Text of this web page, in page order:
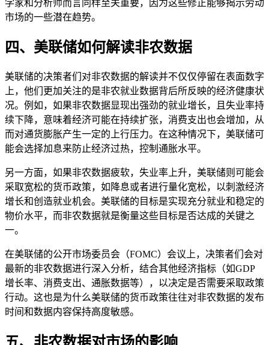
学家和分析师而言同样至关重要，因为这些修正能够揭示劳动
市场的一些潜在趋势。
四、美联储如何解读非农数据
美联储的决策者们对非农数据的解读并不仅仅停留在表面数字
上，他们更加关注的是非农就业数据背后所反映的经济健康状
况。例如，如果非农数据显现出强劲的就业增长，且失业率持
续下降，意味着经济可能在持续扩张，消费支出也会增加，从
而对通货膨胀产生一定的上行压力。在这种情况下，美联储可
能会选择加息来防止经济过热，控制通胀水平。
另一方面，如果非农数据疲软，失业率上升，美联储则可能会
采取宽松的货币政策，如降息或者进行量化宽松，以刺激经济
增长和创造就业机会。美联储的目标是实现充分就业和稳定的
物价水平，而非农数据就是衡量这些目标是否达成的关键之
一。
在美联储的公开市场委员会（FOMC）会议上，决策者们会对
最新的非农数据进行深入分析，结合其他经济指标（如GDP
增长率、消费支出、通胀数据等），以决定是否需要采取政策
行动。这也是为什么美联储的货币政策往往对非农数据的发布
时间和数据内容保持高度敏感。